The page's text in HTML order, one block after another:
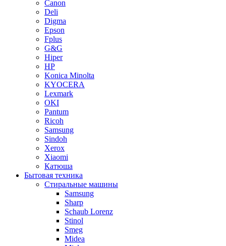
Canon
Deli
Digma
Epson
Fplus
G&G
Hiper
HP
Konica Minolta
KYOCERA
Lexmark
OKI
Pantum
Ricoh
Samsung
Sindoh
Xerox
Xiaomi
Катюша
Бытовая техника
Стиральные машины
Samsung
Sharp
Schaub Lorenz
Stinol
Smeg
Midea